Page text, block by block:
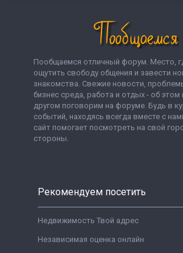
Пообщаемся отличный форум. Место,
ощутить свободу общения и завести
знакомства. Свежие новости,
бизнес среда, работа и отдых - об этом
другом поговорим на форуме. Будь в
событий, находясь всегда вместе с
сайт помогает посмотреть на свой
стороны.
Рекомендуем посетить
Недвижимость Твой адрес
Независимая оценка онлайн